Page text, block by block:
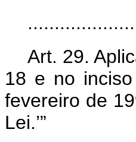
Art. 29.
18 e no
fevereiro de
Lei.’”